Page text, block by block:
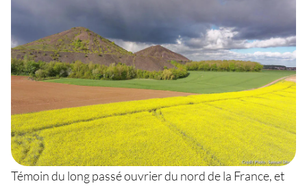
Témoin du long passé ouvrier du nord de la France, et